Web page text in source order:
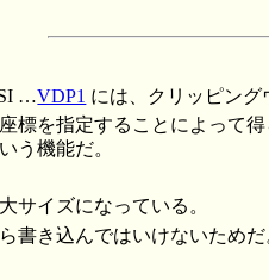
…VDP1 には、クリッピング
標を指定することによって
う機能だ。
サイズになっている。
書き込んではいけないためだ